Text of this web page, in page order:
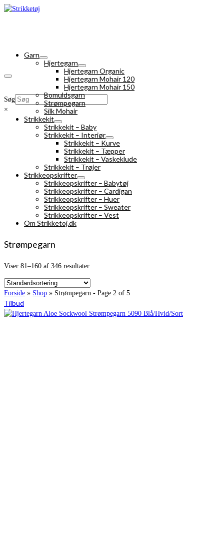
Søg
×
Garn
Hjertegarn
Hjertegarn Organic
Hjertegarn Mohair 120
Hjertegarn Mohair 150
Bomuldsgarn
Strømpegarn
Silk Mohair
Strikkekit
Strikkekit – Baby
Strikkekit – Interiør
Strikkekit – Kurve
Strikkekit – Tæpper
Strikkekit – Vaskeklude
Strikkekit – Trøjer
Strikkeopskrifter
Strikkeopskrifter – Babytøj
Strikkeopskrifter – Cardigan
Strikkeopskrifter – Huer
Strikkeopskrifter – Sweater
Strikkeopskrifter – Vest
Om Strikketoj.dk
Strømpegarn
Viser 81–160 af 346 resultater
Forside » Shop » Strømpegarn - Page 2 of 5
Tilbud